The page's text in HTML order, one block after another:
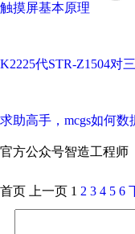
触摸屏基本原理
K2225代STR-Z1504对
求助高手，mcgs如何数
官方公众号智造工程师
首页 上一页 1 2 3 4 5 6